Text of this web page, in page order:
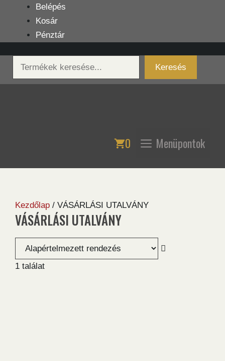
tartalomba
Belépés
Kosár
Pénztár
Keresés
Keresés
0 Menüpontok
Kezdőlap / VÁSÁRLÁSI UTALVÁNY
VÁSÁRLÁSI UTALVÁNY
1 találat